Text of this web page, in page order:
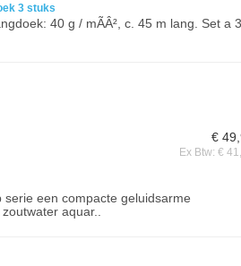
3 stuks
40 g / mÃÂ², c. 45 m lang. Set a 3
€
Ex Btw: €
een compacte geluidsarme
aquar..